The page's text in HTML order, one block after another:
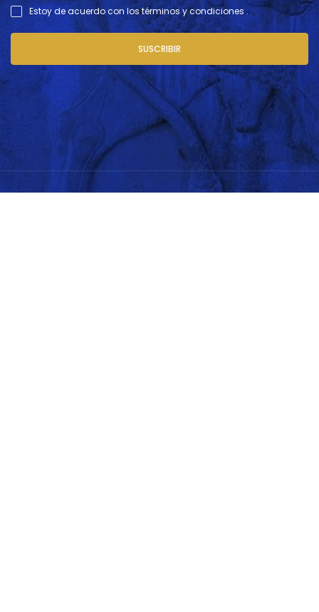
Estoy de acuerdo con los términos y condiciones .
SUSCRIBIR